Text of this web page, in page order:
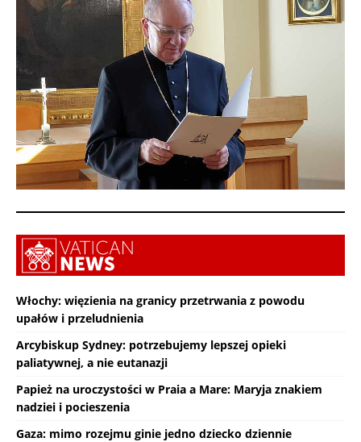
Włochy: więzienia na granicy przetrwania z powodu
upałów i przeludnienia
Arcybiskup Sydney: potrzebujemy lepszej opieki
paliatywnej, a nie eutanazji
Papież na uroczystości w Praia a Mare: Maryja znakiem
nadziei i pocieszenia
Gaza: mimo rozejmu ginie jedno dziecko dziennie